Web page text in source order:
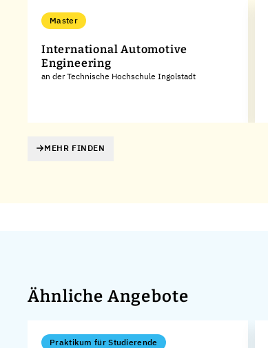
Master
International Automotive
Engineering
an der Technische Hochschule Ingolstadt
MEHR FINDEN
Ähnliche Angebote
Praktikum für Studierende